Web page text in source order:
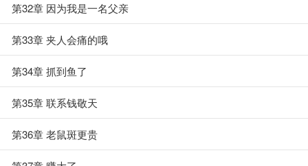
第32章 因为我是一名父亲
第33章 夹人会痛的哦
第34章 抓到鱼了
第35章 联系钱敬天
第36章 老鼠斑更贵